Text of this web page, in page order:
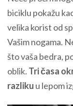
biciklu pokažu
velika korist od
Vašim nogama.
što vaša bedra,
oblik. Tri časa
razliku u lepom